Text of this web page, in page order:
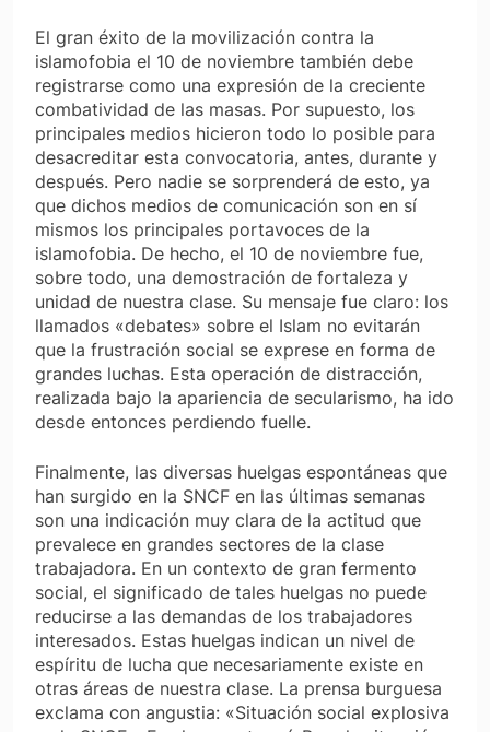
El gran éxito de la movilización contra la
islamofobia el 10 de noviembre también debe
registrarse como una expresión de la creciente
combatividad de las masas. Por supuesto, los
principales medios hicieron todo lo posible para
desacreditar esta convocatoria, antes, durante y
después. Pero nadie se sorprenderá de esto, ya
que dichos medios de comunicación son en sí
mismos los principales portavoces de la
islamofobia. De hecho, el 10 de noviembre fue,
sobre todo, una demostración de fortaleza y
unidad de nuestra clase. Su mensaje fue claro: los
llamados «debates» sobre el Islam no evitarán
que la frustración social se exprese en forma de
grandes luchas. Esta operación de distracción,
realizada bajo la apariencia de secularismo, ha ido
desde entonces perdiendo fuelle.
Finalmente, las diversas huelgas espontáneas que
han surgido en la SNCF en las últimas semanas
son una indicación muy clara de la actitud que
prevalece en grandes sectores de la clase
trabajadora. En un contexto de gran fermento
social, el significado de tales huelgas no puede
reducirse a las demandas de los trabajadores
interesados. Estas huelgas indican un nivel de
espíritu de lucha que necesariamente existe en
otras áreas de nuestra clase. La prensa burguesa
exclama con angustia: «Situación social explosiva